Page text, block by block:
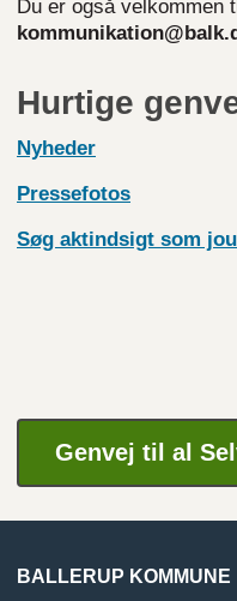
Du er også velkommen
Hurtige
Nyheder
Pressefotos
Søg aktindsigt som
Genvej til al
BALLERUP KOMMUNE